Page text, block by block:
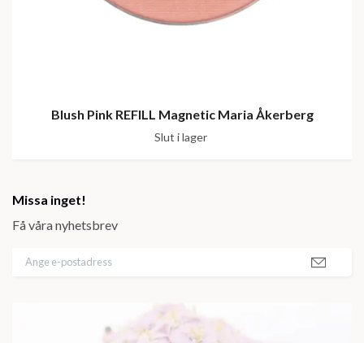
Missa inget!
Få våra nyhetsbrev
Blush Pink REFILL Magnetic Maria Åkerberg
Slut i lager